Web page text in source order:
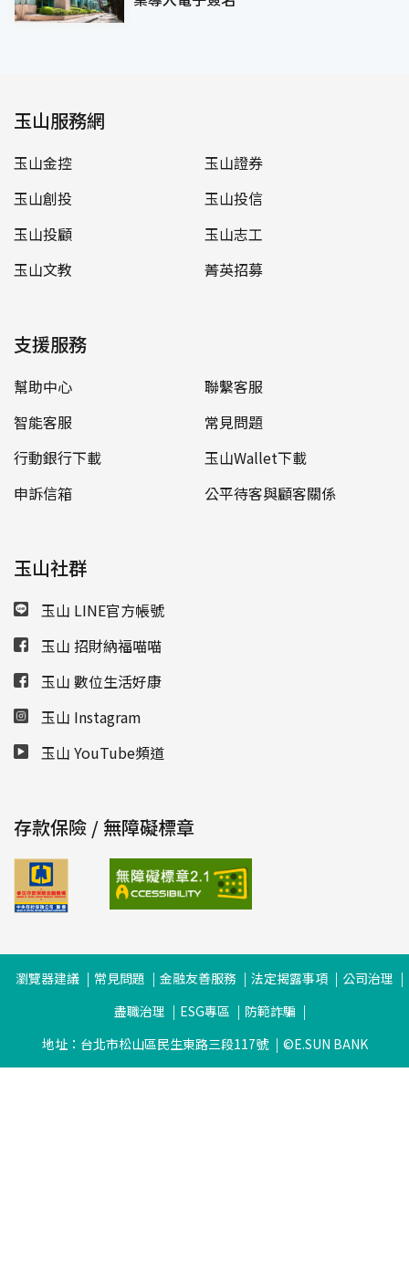
玉山服務網
玉山金控
玉山證券
玉山創投
玉山投信
玉山投顧
玉山志工
玉山文教
菁英招募
支援服務
幫助中心
聯繫客服
智能客服
常見問題
行動銀行下載
玉山Wallet下載
申訴信箱
公平待客與顧客關係
玉山社群
玉山 LINE官方帳號
玉山 招財納福喵喵
玉山 數位生活好康
玉山 Instagram
玉山 YouTube頻道
存款保險 / 無障礙標章
瀏覽器建議 常見問題 金融友善服務 法定揭露事項
公司治理
盡職治理
ESG專區
防範詐騙
地址：台北市松山區民生東路三段117號
©E.SUN BANK